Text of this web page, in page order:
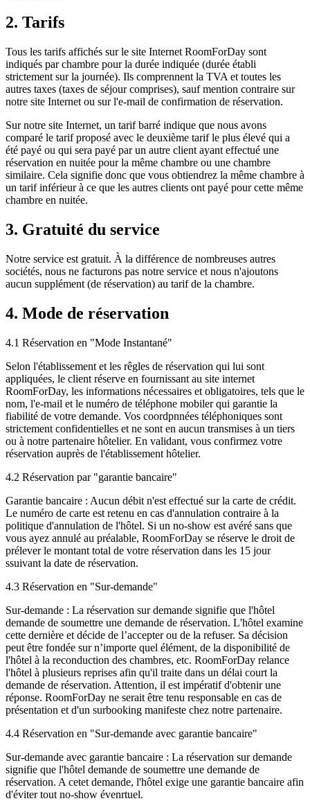
2. Tarifs
Tous les tarifs affichés sur le site Internet RoomForDay sont
indiqués par chambre pour la durée indiquée (durée établi
strictement sur la journée). Ils comprennent la TVA et toutes les
autres taxes (taxes de séjour comprises), sauf mention contraire sur
notre site Internet ou sur l'e-mail de confirmation de réservation.
Sur notre site Internet, un tarif barré indique que nous avons
comparé le tarif proposé avec le deuxième tarif le plus élevé qui a
été payé ou qui sera payé par un autre client ayant effectué une
réservation en nuitée pour la même chambre ou une chambre
similaire. Cela signifie donc que vous obtiendrez la même chambre à
un tarif inférieur à ce que les autres clients ont payé pour cette même
chambre en nuitée.
3. Gratuité du service
Notre service est gratuit. À la différence de nombreuses autres
sociétés, nous ne facturons pas notre service et nous n'ajoutons
aucun supplément (de réservation) au tarif de la chambre.
4. Mode de réservation
4.1 Réservation en "Mode Instantané"
Selon l'établissement et les rêgles de réservation qui lui sont
appliquées, le client réserve en fournissant au site internet
RoomForDay, les informations nécessaires et obligatoires, tels que le
nom, l'e-mail et le numéro de téléphone mobiler qui garantie la
fiabilité de votre demande. Vos coordpnnées téléphoniques sont
strictement confidentielles et ne sont en aucun transmises à un tiers
ou à notre partenaire hôtelier. En validant, vous confirmez votre
réservation auprès de l'établissement hôtelier.
4.2 Réservation par "garantie bancaire"
Garantie bancaire : Aucun débit n'est effectué sur la carte de crédit.
Le numéro de carte est retenu en cas d'annulation contraire à la
politique d'annulation de l'hôtel. Si un no-show est avéré sans que
vous ayez annulé au préalable, RoomForDay se réserve le droit de
prélever le montant total de votre réservation dans les 15 jour
ssuivant la date de réservation.
4.3 Réservation en "Sur-demande"
Sur-demande : La réservation sur demande signifie que l'hôtel
demande de soumettre une demande de réservation. L'hôtel examine
cette dernière et décide de l’accepter ou de la refuser. Sa décision
peut être fondée sur n’importe quel élément, de la disponibilité de
l'hôtel à la reconduction des chambres, etc. RoomForDay relance
l'hôtel à plusieurs reprises afin qu'il traite dans un délai court la
demande de réservation. Attention, il est impératif d'obtenir une
réponse. RoomForDay ne serait être tenu responsable en cas de
présentation et d'un surbooking manifeste chez notre partenaire.
4.4 Réservation en "Sur-demande avec garantie bancaire"
Sur-demande avec garantie bancaire : La réservation sur demande
signifie que l'hôtel demande de soumettre une demande de
réservation. A cetet demande, l'hôtel exige une garantie bancaire afin
d'éviter tout no-show évenrtuel.